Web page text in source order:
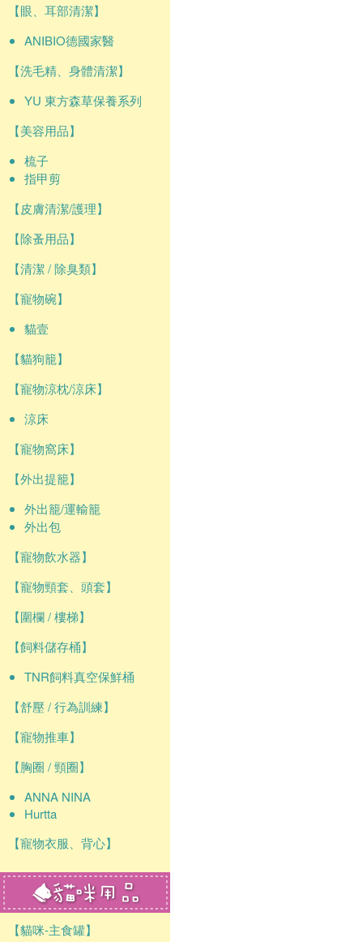
【眼、耳部清潔】
ANIBIO德國家醫
【洗毛精、身體清潔】
YU 東方森草保養系列
【美容用品】
梳子
指甲剪
【皮膚清潔/護理】
【除蚤用品】
【清潔 / 除臭類】
【寵物碗】
貓壹
【貓狗籠】
【寵物涼枕/涼床】
涼床
【寵物窩床】
【外出提籠】
外出籠/運輸籠
外出包
【寵物飲水器】
【寵物頸套、頭套】
【圍欄 / 樓梯】
【飼料儲存桶】
TNR飼料真空保鮮桶
【舒壓 / 行為訓練】
【寵物推車】
【胸圈 / 頸圈】
ANNA NINA
Hurtta
【寵物衣服、背心】
【貓咪-主食罐】